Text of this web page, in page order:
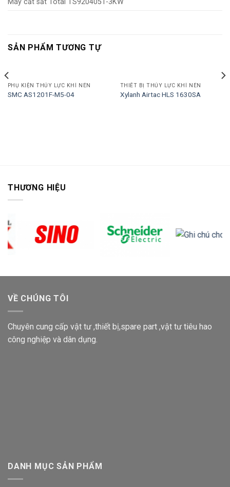
Máy cắt sắt Total TS9204051-3KW
SẢN PHẨM TƯƠNG TỰ
PHỤ KIỆN THỦY LỰC KHÍ NÉN
SMC AS1201F-M5-04
THIẾT BỊ THỦY LỰC KHÍ NÉN
Xylanh Airtac HLS 1630SA
THƯƠNG HIỆU
VỀ CHÚNG TÔI
Chuyên cung cấp vật tư ,thiết bị,spare part ,vật tư tiêu hao
công nghiệp và dân dụng.
DANH MỤC SẢN PHẨM